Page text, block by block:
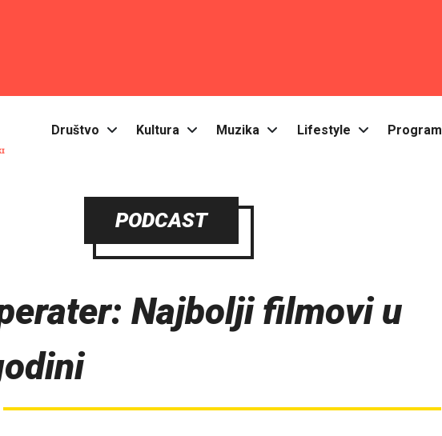
Društvo Kultura Muzika Lifestyle Program
PODCAST
Najbolji filmovi u